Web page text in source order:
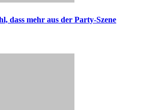
dass mehr aus der Party-Szene